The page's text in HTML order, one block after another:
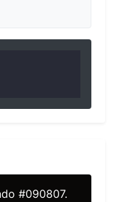
#090807.